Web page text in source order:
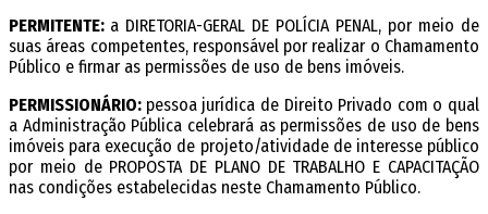
PERMITENTE: a DIRETORIA-GERAL DE POLÍCIA PENAL, por meio de
suas áreas competentes, responsável por realizar o Chamamento
Público e firmar as permissões de uso de bens imóveis.
PERMISSIONÁRIO: pessoa jurídica de Direito Privado com o qual
a Administração Pública celebrará as permissões de uso de bens
imóveis para execução de projeto/atividade de interesse público
por meio de PROPOSTA DE PLANO DE TRABALHO E CAPACITAÇÃO
nas condições estabelecidas neste Chamamento Público.